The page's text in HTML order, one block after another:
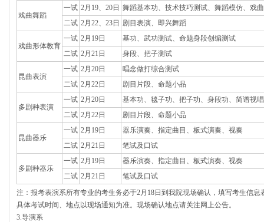
戏曲舞蹈
一试 2月19、20日 舞蹈基本功、技术技巧测试、舞蹈模仿、戏
二试 2月22、23日 剧目表演、即兴舞蹈
戏曲形体教育
一试 2月19日
基功、武功测试、命题身段创编测试
二试 2月21日 身段、把子测试
昆曲表演
一试 2月20日
唱念做打综合测试
二试 2月22日 剧目片段、命题小品
多剧种表演
一试 2月20日
基本功、毯子功、把子功、身段功、简谱视唱
二试 2月22日 剧目片段、命题小品
昆曲器乐
一试 2月19日
器乐演奏、指定曲目、板式演奏、视奏
二试 2月21日 笔试及口试
多剧种器乐
一试 2月19日
器乐演奏、指定曲目、板式演奏、视奏
二试 2月21日
笔试及口试
注：报考表演系所有专业的考生务必于2月18日到我院现场确认，填写考生信息
具体考试时间、地点以现场通知为准。现场确认地点请关注网上公告。
3.导演系